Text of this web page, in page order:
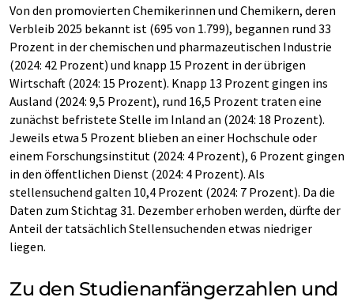
Von den promovierten Chemikerinnen und Chemikern, deren
Verbleib 2025 bekannt ist (695 von 1.799), begannen rund 33
Prozent in der chemischen und pharmazeutischen Industrie
(2024: 42 Prozent) und knapp 15 Prozent in der übrigen
Wirtschaft (2024: 15 Prozent). Knapp 13 Prozent gingen ins
Ausland (2024: 9,5 Prozent), rund 16,5 Prozent traten eine
zunächst befristete Stelle im Inland an (2024: 18 Prozent).
Jeweils etwa 5 Prozent blieben an einer Hochschule oder
einem Forschungsinstitut (2024: 4 Prozent), 6 Prozent gingen
in den öffentlichen Dienst (2024: 4 Prozent). Als
stellensuchend galten 10,4 Prozent (2024: 7 Prozent). Da die
Daten zum Stichtag 31. Dezember erhoben werden, dürfte der
Anteil der tatsächlich Stellensuchenden etwas niedriger
liegen.
Zu den Studienanfängerzahlen und